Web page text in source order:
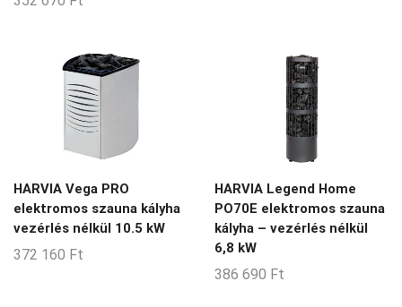
8-15-m3
8-20-m3
8-24-m3
9-15-m3
9-18-m3
HARVIA Vega PRO
elektromos szauna kályha
vezérlés nélkül 10.5 kW
372 160 Ft
HARVIA Legend Home
PO70E elektromos szauna
kályha – vezérlés nélkül
6,8 kW
386 690 Ft